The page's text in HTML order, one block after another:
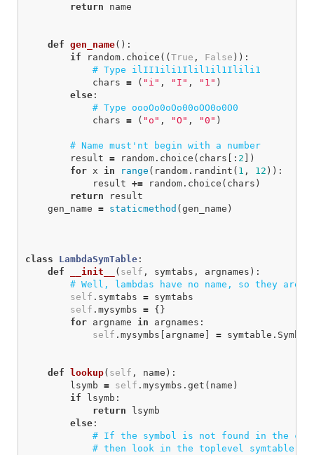
return
name
def gen_name():
if
random . choice (( True , False )):
chars = ( "i" , "I" , "1" )
else :
chars = ( "o" , "O" , "0" )
result = random . choice ( chars [: 2 ])
for x in range ( random . randint ( 1 , 12 )):
result += random . choice ( chars )
return
result
gen_name = staticmethod ( gen_name )
class LambdaSymTable :
def
__init__ ( self , symtabs , argnames ):
self . symtabs = symtabs
self . mysymbs = {}
for argname in argnames :
self . mysymbs argname = symtable . Symbol
def lookup( self , name ):
lsymb = self . mysymbs . get ( name )
if
lsymb :
return
lsymb
else :